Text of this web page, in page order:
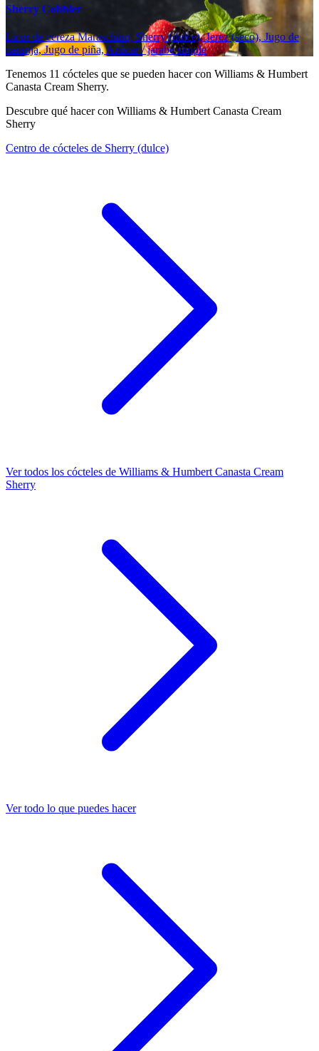
Sherry Cobbler
Licor de cereza Maraschino, Sherry (dulce), Jerez (seco), Jugo de
naranja, Jugo de piña, Azúcar / jarabe simple
Tenemos 11 cócteles que se pueden hacer con Williams & Humbert
Canasta Cream Sherry.
Descubre qué hacer con Williams & Humbert Canasta Cream
Sherry
Centro de cócteles de Sherry (dulce)
Ver todos los cócteles de Williams & Humbert Canasta Cream
Sherry
Ver todo lo que puedes hacer